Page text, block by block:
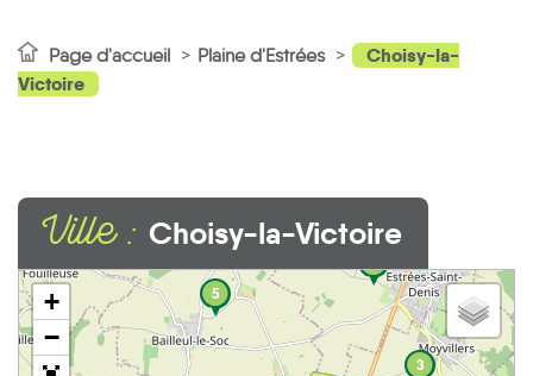
Page d'accueil Plaine d'Estrées
Choisy-la-
Victoire
Ville : Choisy-la-Victoire
5
3
+
−